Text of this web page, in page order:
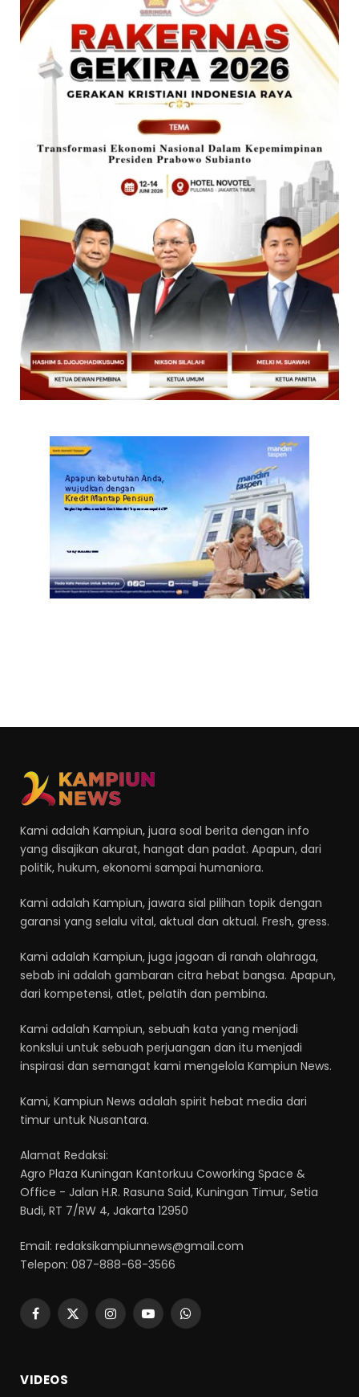
Kami adalah Kampiun, juara soal berita dengan info
yang disajikan akurat, hangat dan padat. Apapun, dari
politik, hukum, ekonomi sampai humaniora.
Kami adalah Kampiun, jawara sial pilihan topik dengan
garansi yang selalu vital, aktual dan aktual. Fresh, gress.
Kami adalah Kampiun, juga jagoan di ranah olahraga,
sebab ini adalah gambaran citra hebat bangsa. Apapun,
dari kompetensi, atlet, pelatih dan pembina.
Kami adalah Kampiun, sebuah kata yang menjadi
konkslui untuk sebuah perjuangan dan itu menjadi
inspirasi dan semangat kami mengelola Kampiun News.
Kami, Kampiun News adalah spirit hebat media dari
timur untuk Nusantara.
Alamat Redaksi:
Agro Plaza Kuningan Kantorkuu Coworking Space &
Office - Jalan H.R. Rasuna Said, Kuningan Timur, Setia
Budi, RT 7/RW 4, Jakarta 12950
Email: redaksikampiunnews@gmail.com
Telepon: 087-888-68-3566
Facebook
X
InstagramYouTubeWhatsApp
VIDEOS